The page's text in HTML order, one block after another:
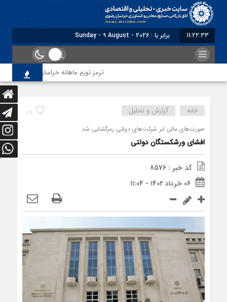
11:22:34 برابر با : Sunday - 9 August - 2026
ترمز تورم ماهانه خراسان رضوی کشیده شد؛
26 خانه گزارش و تحلیل
صورت‌های مالی ابر شرکت‌های دولتی رمزگشایی شد
افشای ورشکستگان دولتی
کد خبر : 8576
۰۶ خرداد ۱۴۰۲ - ۱۱:۰۴